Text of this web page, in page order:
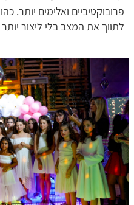
פרובוקטיביים ואלימים יותר.
לתווך את המצב בלי ליצור